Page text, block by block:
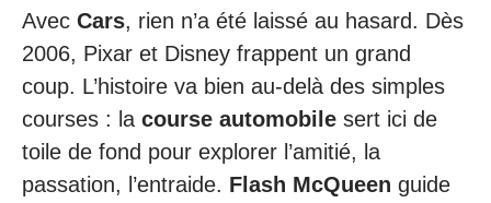
Avec Cars, rien n’a été laissé au hasard. Dès
2006, Pixar et Disney frappent un grand
coup. L’histoire va bien au-delà des simples
courses : la course automobile sert ici de
toile de fond pour explorer l’amitié, la
passation, l’entraide. Flash McQueen guide